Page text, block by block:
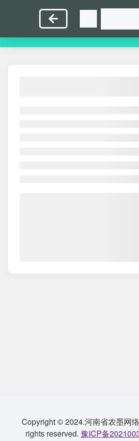
首
指
法练
习
英
习
中
习
打
赛
Copyright © 2024.河南省农墨网
rights reserved. 豫ICP备